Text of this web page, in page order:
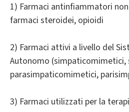
1) Farmaci antinfiammatori
farmaci steroidei, opioidi
2) Farmaci attivi a livello del
Autonomo
parasimpaticomimetici,
3) Farmaci utilizzati per la